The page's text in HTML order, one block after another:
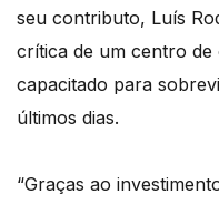
seu contributo, Luís
crítica de um centro
capacitado para
últimos dias.
“Graças ao